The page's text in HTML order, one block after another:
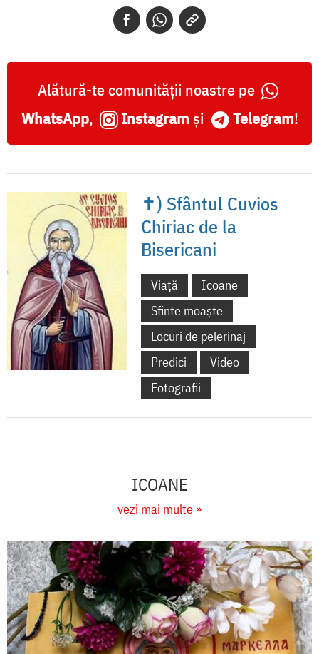
Alătură-te comunității noastre pe
WhatsApp, Instagram și Telegram!
✝) Sfântul Cuvios
Chiriac de la
Bisericani
Viață
Icoane
Sfinte moaște
Locuri de pelerinaj
Predici
Video
Fotografii
ICOANE
vezi mai multe »